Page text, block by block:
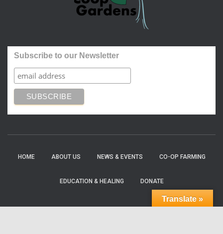
Subscribe to our Newsletter
HOME ABOUT US NEWS & EVENTS CO-OP FARMING
EDUCATION & HEALING DONATE
Translate »